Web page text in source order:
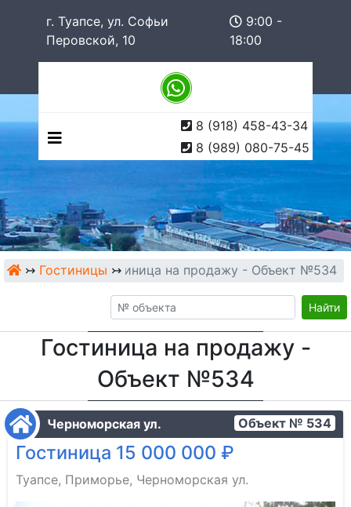
г. Туапсе, ул. Софьи
Перовской, 10
9:00 -
18:00
8 (918) 458-43-34
8 (989) 080-75-45
↣ Гостиницы ↣
Гостиница на продажу - Объект №534
Найти
Гостиница на продажу -
Объект №534
Черноморская ул. Объект № 534
Гостиница 15 000 000 ₽
Туапсе, Приморье, Черноморская ул.